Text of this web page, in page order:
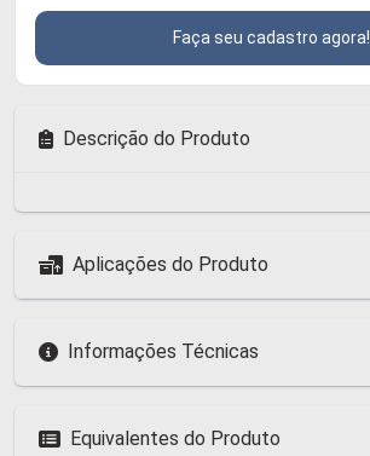
Faça seu cadastro agora!
Descrição do Produto
Aplicações do Produto
Informações Técnicas
Equivalentes do Produto